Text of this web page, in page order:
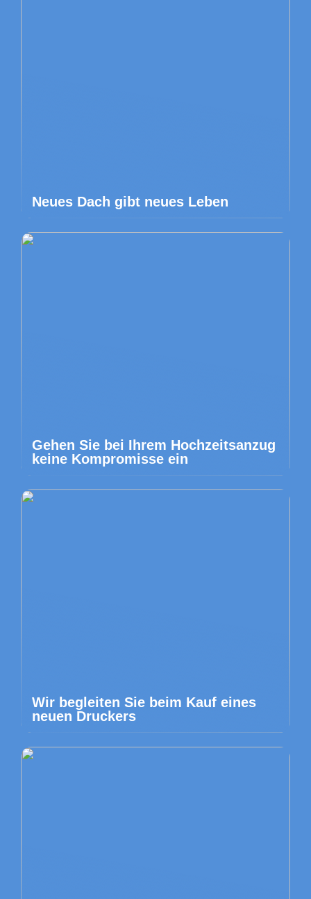
Neues Dach gibt neues Leben
Gehen Sie bei Ihrem Hochzeitsanzug
keine Kompromisse ein
Wir begleiten Sie beim Kauf eines
neuen Druckers